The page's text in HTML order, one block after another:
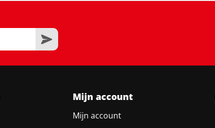
Mijn account
Mijn account